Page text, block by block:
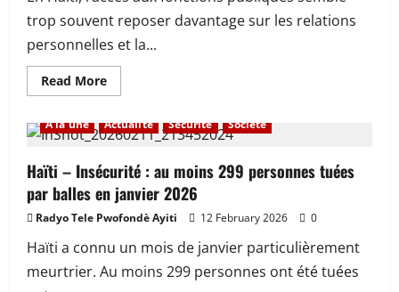
trop souvent reposer davantage sur les relations
personnelles et la...
Read MoreRead
more
Éditorial
—
février
2026
Sujet
:
Compétence
amitié
récompensée
:
le
À la une Actualité Sécurité Société
Haïti – Insécurité : au moins 299 personnes tuées
par balles en janvier 2026
Radyo Tele Pwofondè Ayiti 12 February 2026 0
Haïti a connu un mois de janvier particulièrement
meurtrier. Au moins 299 personnes ont été tuées